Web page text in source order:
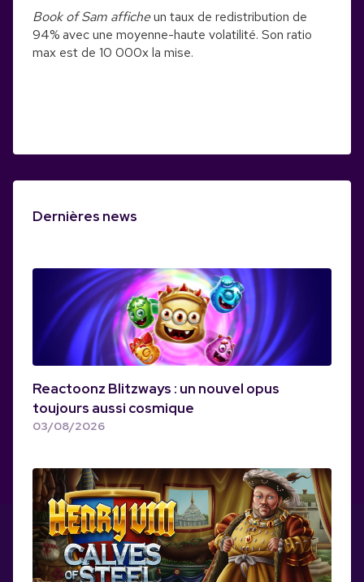
Book of Sam afficheun taux de redistribution de
94% avec une moyenne-haute volatilité. Son ratio
max est de 10 000x la mise.
Dernières news
Reactoonz Blitzways : un nouvel opus
toujours aussi cosmique
03/08/2026